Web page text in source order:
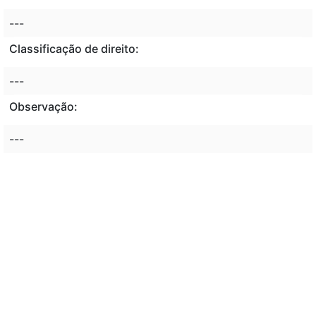
---
Classificação de direito:
---
Observação:
---